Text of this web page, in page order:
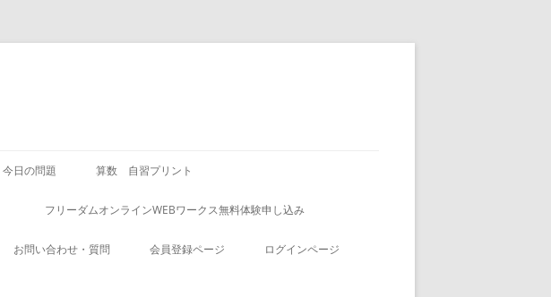
今日の問題 算数 自習プリント
フリーダムオンラインWEBワークス無料体験申し込み
お問い合わせ・質問 会員登録ページ ログインページ